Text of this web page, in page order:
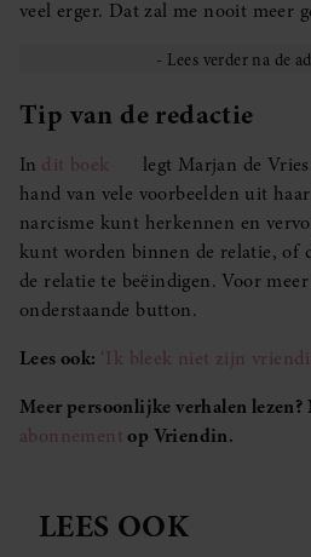
veel erger. Dat zal me nooit meer
Tip van de redactie
In dit boek
legt Marjan de
hand van vele voorbeelden uit
narcisme kunt herkennen en
kunt worden binnen de relatie, of
de relatie te beëindigen. Voor
onderstaande button.
Lees ook: ‘Ik bleek niet zijn
Meer persoonlijke verhalen lezen?
abonnementop Vriendin.
LEES OOK